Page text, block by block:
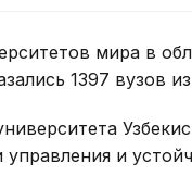
мира в
1397 вузов
и